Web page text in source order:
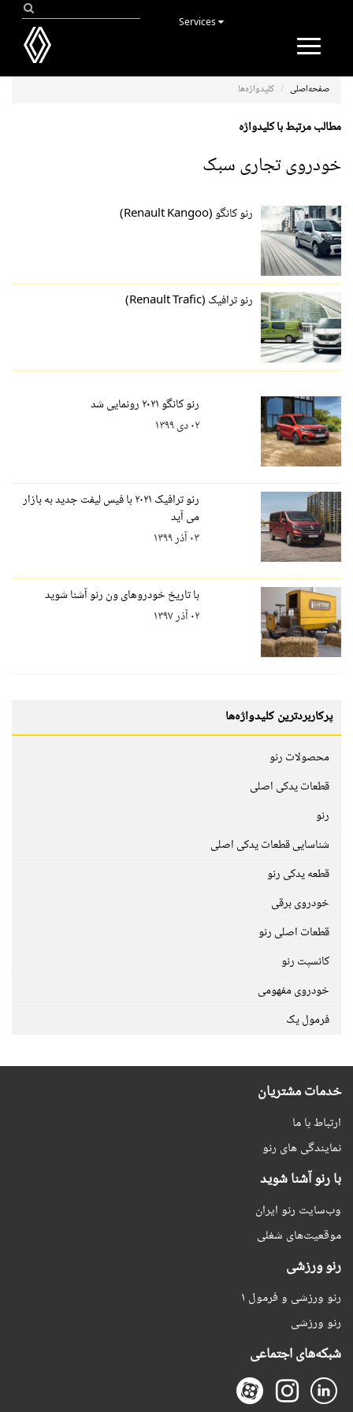
Toggle
صفحه‌اصلی کلیدواژه‌ها
مطالب مرتبط با کلیدواژه
خودروی تجاری سبک
رنو کانگو (Renault Kangoo)
رنو ترافیک (Renault Trafic)
رنو کانگو ۲۰۲۱ رونمایی شد
۰۲ دی ۱۳۹۹
رنو ترافیک ۲۰۲۱ با فیس لیفت جدید به بازار
می آید
۰۳ آذر ۱۳۹۹
با تاریخ خودروهای ون رنو آشنا شوید
۰۲ آذر ۱۳۹۷
پرکاربردترین کلیدواژه‌ها
محصولات رنو
قطعات یدکی اصلی
رنو
شناسایی قطعات یدکی اصلی
قطعه یدکی رنو
خودروی برقی
قطعات اصلی رنو
کانسپت رنو
خودروی مفهومی
فرمول یک
خدمات مشتریان
ارتباط با ما
نمایندگی های رنو
با رنو آشنا شوید
وب‌سایت رنو ایران
موقعیت‌های شغلی
رنو ورزشی
رنو ورزشی و فرمول ۱
رنو ورزشی
شبکه‌های اجتماعی